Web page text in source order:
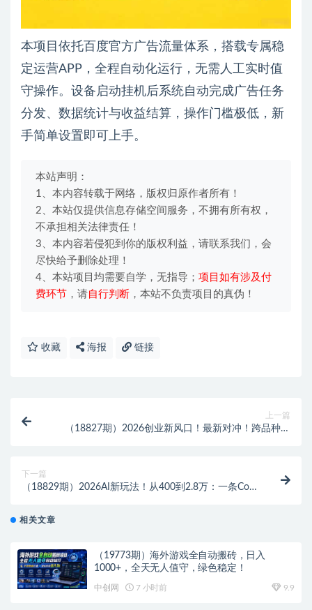
本项目依托百度官方广告流量体系，搭载专属稳
定运营APP，全程自动化运行，无需人工实时值
守操作。设备启动挂机后系统自动完成广告任务
分发、数据统计与收益结算，操作门槛极低，新
手简单设置即可上手。
本站声明：
1、本内容转载于网络，版权归原作者所有！
2、本站仅提供信息存储空间服务，不拥有所有权，
不承担相关法律责任！
3、本内容若侵犯到你的版权利益，请联系我们，会
尽快给予删除处理！
4、本站项目均需要自学，无指导； 项目如有涉及付
费环节 ，请自行判断 ，本站不负责项目的真伪！
收藏 海报 链接
上一篇
（18827期）2026创业新风口！最新对冲！跨品种对
下一篇
（18829期）2026AI新玩法！从400到2.8万：一条Coze
相关文章
（19773期）海外游戏全自动搬砖，日入
1000+，全天无人值守，绿色稳定！
中创网 7 小时前 9.9